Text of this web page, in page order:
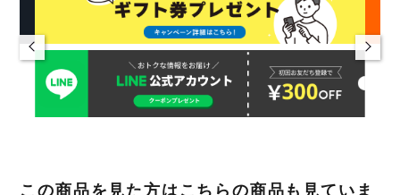
この商品を見た方はこちらの商品も見ていま